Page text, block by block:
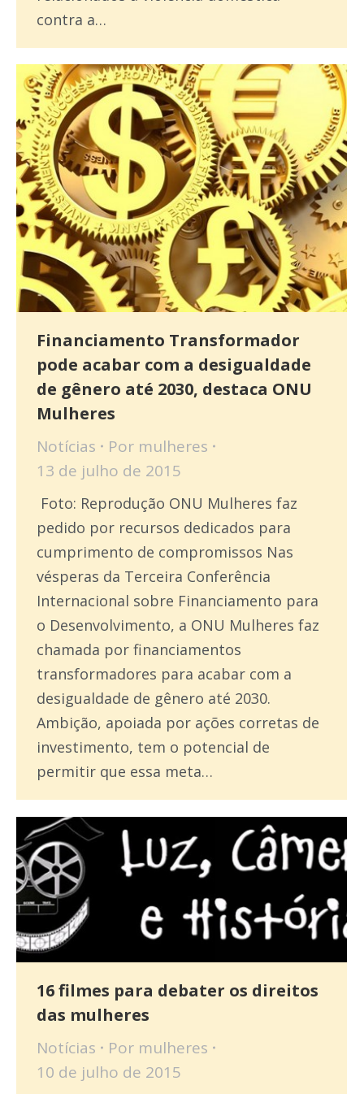
contra a…
Financiamento Transformador
pode acabar com a desigualdade
de gênero até 2030, destaca ONU
Mulheres
Notícias Por mulheres
13 de julho de 2015
Foto: Reprodução ONU Mulheres faz
pedido por recursos dedicados para
cumprimento de compromissos Nas
vésperas da Terceira Conferência
Internacional sobre Financiamento para
o Desenvolvimento, a ONU Mulheres faz
chamada por financiamentos
transformadores para acabar com a
desigualdade de gênero até 2030.
Ambição, apoiada por ações corretas de
investimento, tem o potencial de
permitir que essa meta…
16 filmes para debater os direitos
das mulheres
Notícias Por mulheres
10 de julho de 2015